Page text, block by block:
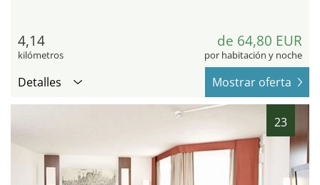
4,14
kilómetros
de 64,80 EUR
por habitación y noche
Detalles Mostrar oferta
23